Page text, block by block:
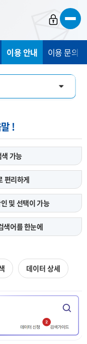
이용 안내 이용 문의
!
색 가능
편리하게
및 선택이 가능
색어를 한눈에
데이터 상세